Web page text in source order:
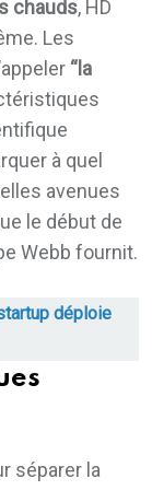
chauds, HD
Les
“la
à quel
avenues
le début de
Webb fournit.
déploie
séparer la